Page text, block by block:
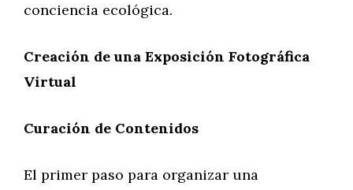
conciencia ecológica.
Creación de una Exposición Fotográfica
Virtual
Curación de Contenidos
El primer paso para organizar una